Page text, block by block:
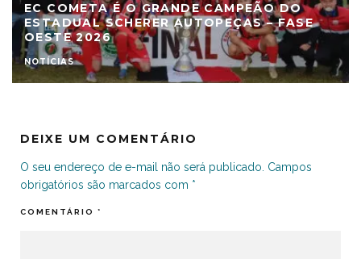
EC COMETA É O GRANDE CAMPEÃO DO
ESTADUAL SCHERER AUTOPEÇAS – FASE
OESTE 2026
NOTÍCIAS
DEIXE UM COMENTÁRIO
O seu endereço de e-mail não será publicado. Campos
obrigatórios são marcados com *
COMENTÁRIO *